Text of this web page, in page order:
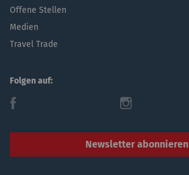
Offene Stellen
Medien
Travel Trade
Folgen auf:
f i
Newsletter abonnieren